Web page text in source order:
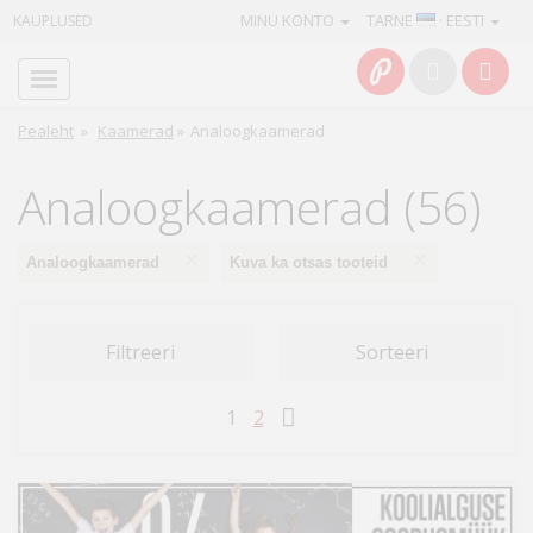
KAUPLUSED TARNE · EESTI
MINU KONTO
Pealeht » Kaamerad » Analoogkaamerad
Analoogkaamerad (56)
Analoogkaamerad Kuva ka otsas tooteid
Filtreeri Sorteeri
1 2
Info
Elektroonika